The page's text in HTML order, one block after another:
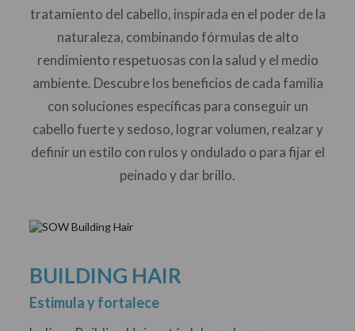
tratamiento del cabello, inspirada en el poder de la
naturaleza, combinando fórmulas de alto
rendimiento respetuosas con la salud y el medio
ambiente. Descubre los beneficios de cada familia
con soluciones específicas para conseguir un
cabello fuerte y sedoso, lograr volumen, realzar y
definir un estilo con rulos y ondulado o para fijar el
peinado y dar brillo.
BUILDING HAIR
Estimula y fortalece